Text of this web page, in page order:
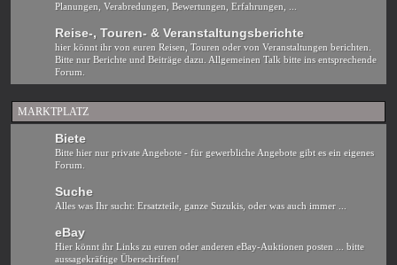
Planungen, Verabredungen, Bewertungen, Erfahrungen, ...
Reise-, Touren- & Veranstaltungsberichte
hier könnt ihr von euren Reisen, Touren oder von Veranstaltungen berichten.
Bitte nur Berichte und Beiträge dazu. Allgemeinen Talk bitte ins entsprechende
Forum.
MARKTPLATZ
Biete
Bitte hier nur private Angebote - für gewerbliche Angebote gibt es ein eigenes
Forum.
Suche
Alles was Ihr sucht: Ersatzteile, ganze Suzukis, oder was auch immer ...
eBay
Hier könnt ihr Links zu euren oder anderen eBay-Auktionen posten ... bitte
aussagekräftige Überschriften!